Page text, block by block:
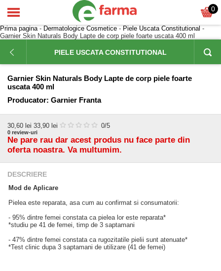
0
Prima pagina- Dermatologice Cosmetice - Piele Uscata Constitutional -
Garnier Skin Naturals Body Lapte de corp piele foarte uscata 400 ml
PIELE USCATA CONSTITUTIONAL
Garnier Skin Naturals Body Lapte de corp piele foarte
uscata 400 ml
Producator: Garnier Franta
30,60 lei 33,90 lei 0/5
0 review-uri
Ne pare rau dar acest produs nu face parte din
oferta noastra. Va multumim.
DESCRIERE
Mod de Aplicare
Pielea este reparata, asa cum au confirmat si consumatorii:
- 95% dintre femei constata ca pielea lor este reparata*
*studiu pe 41 de femei, timp de 3 saptamani
- 47% dintre femei constata ca rugozitatile pielii sunt atenuate*
*Test clinic dupa 3 saptamani de utilizare (41 de femei)